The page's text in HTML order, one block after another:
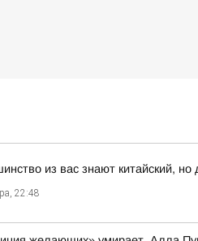
из вас знают китайский,
22:48